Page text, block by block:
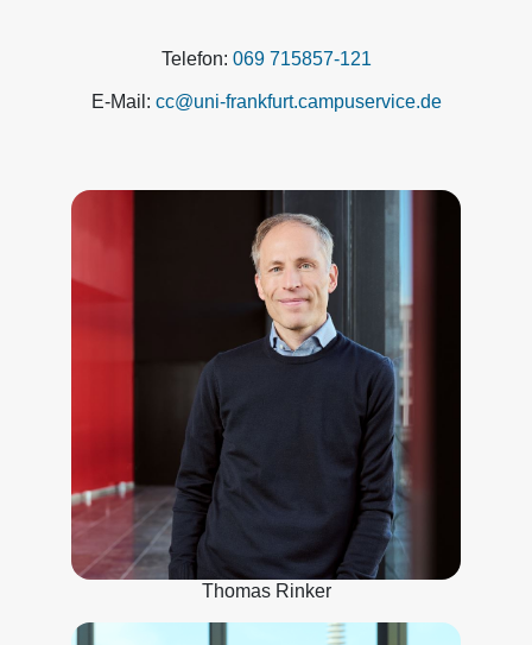
Telefon: 069 715857-121
E-Mail: cc@uni-frankfurt.campuservice.de
Thomas Rinker